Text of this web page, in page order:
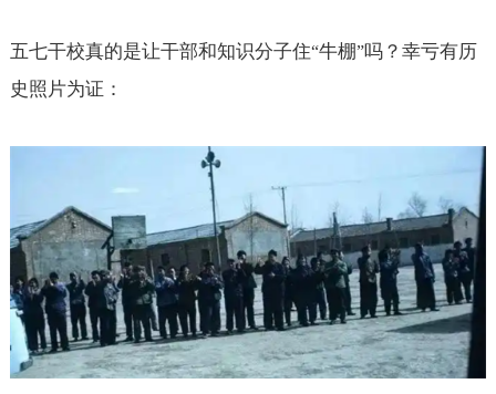
五七干校真的是让干部和知识分子住“牛棚”吗？幸亏有历
史照片为证：